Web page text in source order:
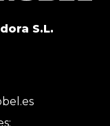
S.L.